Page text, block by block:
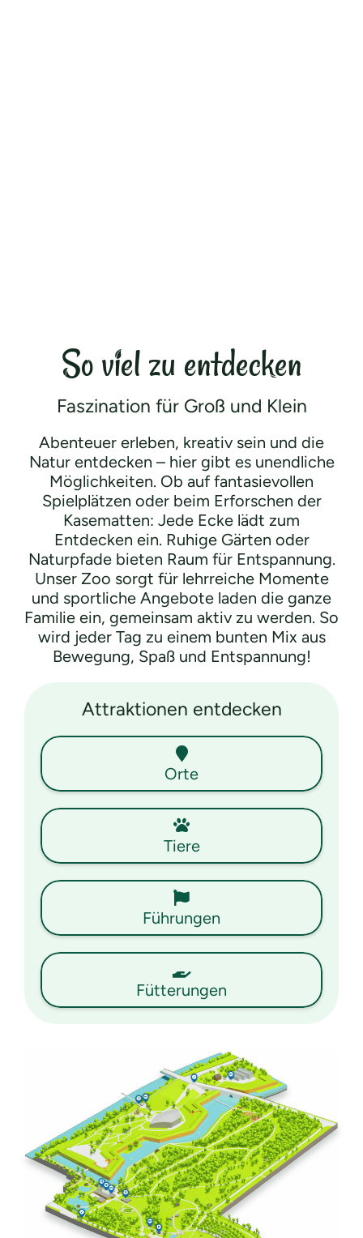
So viel zu entdecken
Faszination für Groß und Klein
Abenteuer erleben, kreativ sein und die
Natur entdecken – hier gibt es unendliche
Möglichkeiten. Ob auf fantasievollen
Spielplätzen oder beim Erforschen der
Kasematten: Jede Ecke lädt zum
Entdecken ein. Ruhige Gärten oder
Naturpfade bieten Raum für Entspannung.
Unser Zoo sorgt für lehrreiche Momente
und sportliche Angebote laden die ganze
Familie ein, gemeinsam aktiv zu werden. So
wird jeder Tag zu einem bunten Mix aus
Bewegung, Spaß und Entspannung!
Attraktionen entdecken
Orte
Tiere
Führungen
Fütterungen